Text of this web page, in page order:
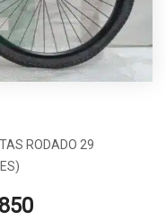
RODADO 29
850